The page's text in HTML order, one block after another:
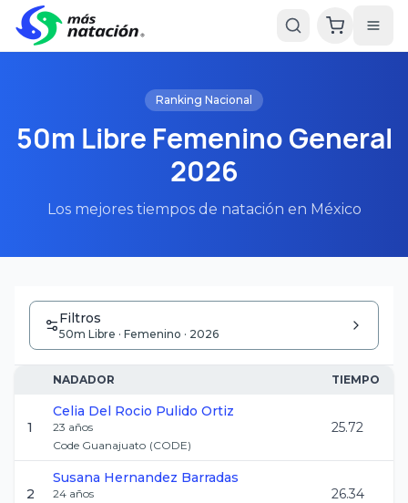
Ranking Nacional
50m Libre Femenino General
2026
Los mejores tiempos de natación en México
Filtros
50m Libre · Femenino · 2026
NADADOR TIEMPO
1
Celia Del Rocio Pulido Ortiz
23 años
Code Guanajuato (CODE)
25.72
2
Susana Hernandez Barradas
24 años
26.34